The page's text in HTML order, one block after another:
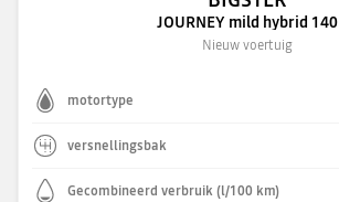
JOURNEY mild hybrid 140
Nieuw voertuig
motortype
versnellingsbak
Gecombineerd verbruik (l/100 km)